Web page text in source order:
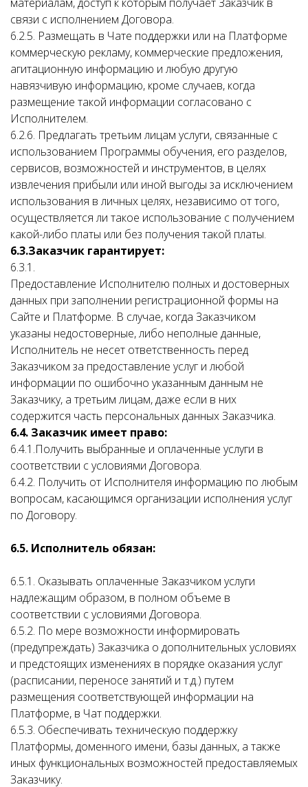
связи с исполнением Договора.
6.2.5. Размещать в Чате поддержки или на Платформе
коммерческую рекламу, коммерческие предложения,
агитационную информацию и любую другую
навязчивую информацию, кроме случаев, когда
размещение такой информации согласовано с
Исполнителем.
6.2.6. Предлагать третьим лицам услуги, связанные с
использованием Программы обучения, его разделов,
сервисов, возможностей и инструментов, в целях
извлечения прибыли или иной выгоды за исключением
использования в личных целях, независимо от того,
осуществляется ли такое использование с получением
какой-либо платы или без получения такой платы.
6.3.Заказчик гарантирует:
6.3.1.
Предоставление Исполнителю полных и достоверных
данных при заполнении регистрационной формы на
Сайте и Платформе. В случае, когда Заказчиком
указаны недостоверные, либо неполные данные,
Исполнитель не несет ответственность перед
Заказчиком за предоставление услуг и любой
информации по ошибочно указанным данным не
Заказчику, а третьим лицам, даже если в них
содержится часть персональных данных Заказчика.
6.4. Заказчик имеет право:
6.4.1.Получить выбранные и оплаченные услуги в
соответствии с условиями Договора.
6.4.2. Получить от Исполнителя информацию по любым
вопросам, касающимся организации исполнения услуг
по Договору.
6.5. Исполнитель обязан:
6.5.1. Оказывать оплаченные Заказчиком услуги
надлежащим образом, в полном объеме в
соответствии с условиями Договора.
6.5.2. По мере возможности информировать
(предупреждать) Заказчика о дополнительных условиях
и предстоящих изменениях в порядке оказания услуг
(расписании, переносе занятий и т.д.) путем
размещения соответствующей информации на
Платформе, в Чат поддержки.
6.5.3. Обеспечивать техническую поддержку
Платформы, доменного имени, базы данных, а также
иных функциональных возможностей предоставляемых
Заказчику.